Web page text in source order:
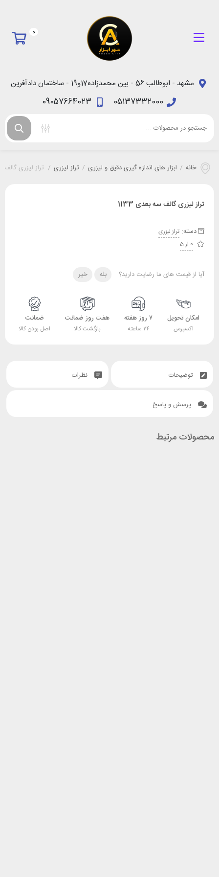
0
مشهد - ابوطالب 56 - بین محمدزاده17و19 - ساختمان دادآفرین
05137332000
09057664023
خانه / ابزار های اندازه گیری دقیق و لیزری / تراز لیزری / تراز لیزری گالف
تراز لیزری گالف سه بعدی 1133
دسته: تراز لیزری
0 از 5
آیا از قیمت های ما رضایت دارید؟ بله خیر
امکان تحویل
اکسپرس
۷ روز هفته
۲۴ ساعته
هفت روز ضمانت
بازگشت کالا
ضمانت
اصل بودن کالا
توضیحات نظرات
پرسش و پاسخ
محصولات مرتبط